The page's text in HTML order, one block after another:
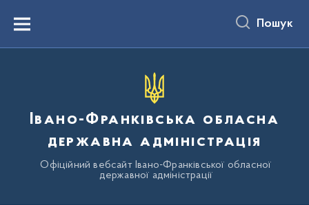
вмістуMenu Пошук
Івано-Франківська обласна
державна адміністрація
Офіційний вебсайт Івано-Франківської обласної
державної адміністрації